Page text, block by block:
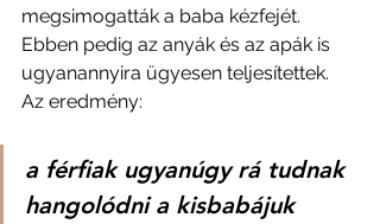
megsimogatták a baba kézfejét.
Ebben pedig az anyák és az apák is
ugyanannyira ügyesen teljesítettek.
Az eredmény:
a férfiak ugyanúgy rá tudnak
hangolódni a kisbabájuk